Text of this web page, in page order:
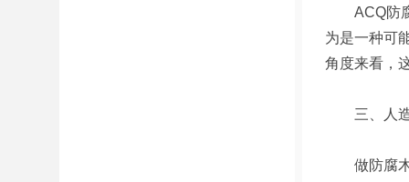
ACQ防腐
为是一种可
角度来看，
三、人造
做防腐木